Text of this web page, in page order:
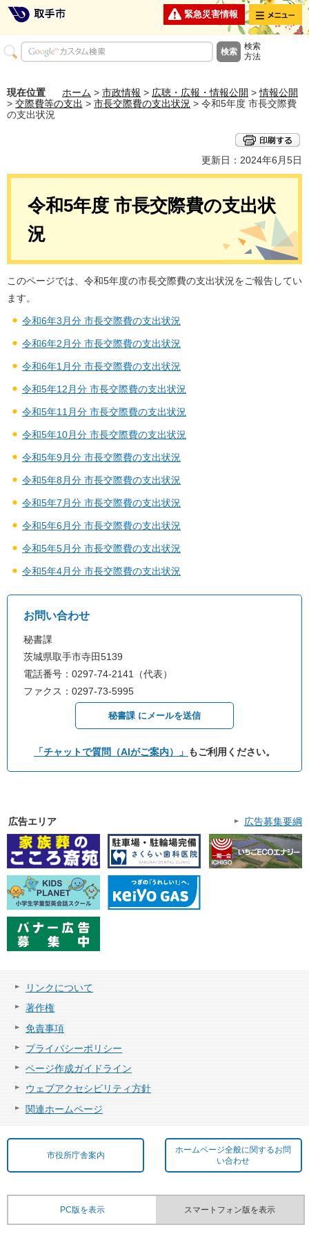
緊急災害情報 メニュー
検索
方法
現在位置 ホーム > 市政情報 > 広聴・広報・情報公開 >情報公開
> 交際費等の支出 > 市長交際費の支出状況 > 令和5年度 市長交際費
の支出状況
更新日：2024年6月5日
令和5年度 市長交際費の支出状
況
このページでは、令和5年度の市長交際費の支出状況をご報告してい
ます。
令和6年3月分 市長交際費の支出状況
令和6年2月分 市長交際費の支出状況
令和6年1月分 市長交際費の支出状況
令和5年12月分 市長交際費の支出状況
令和5年11月分 市長交際費の支出状況
令和5年10月分 市長交際費の支出状況
令和5年9月分 市長交際費の支出状況
令和5年8月分 市長交際費の支出状況
令和5年7月分 市長交際費の支出状況
令和5年6月分 市長交際費の支出状況
令和5年5月分 市長交際費の支出状況
令和5年4月分 市長交際費の支出状況
お問い合わせ
秘書課
茨城県取手市寺田5139
電話番号：0297-74-2141（代表）
ファクス：0297-73-5995
秘書課 にメールを送信
「チャットで質問（AIがご案内）」 もご利用ください。
広告エリア 広告募集要綱
リンクについて
著作権
免責事項
プライバシーポリシー
ページ作成ガイドライン
ウェブアクセシビリティ方針
関連ホームページ
市役所庁舎案内
ホームページ全般に関するお問
い合わせ
PC版を表示 スマートフォン版を表示